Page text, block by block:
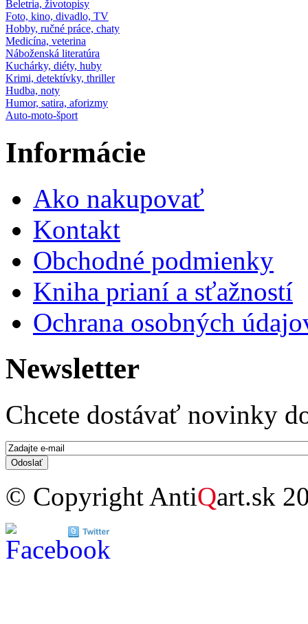
Beletria, životopisy
Foto, kino, divadlo, TV
Hobby, ručné práce, chaty
Medicína, veterina
Náboženská literatúra
Kuchárky, diéty, huby
Krimi, detektívky, thriller
Hudba, noty
Humor, satira, aforizmy
Auto-moto-šport
Informácie
Ako nakupovať
Kontakt
Obchodné podmienky
Kniha prianí a sťažností
Ochrana osobných
Newsletter
Chcete dostávať novinky
E-mail*
© Copyright AntiQart.sk